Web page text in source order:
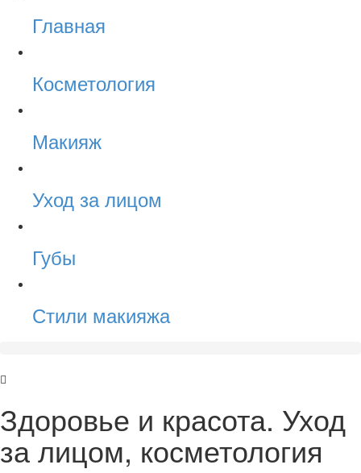
Главная
Косметология
Макияж
Уход за лицом
Губы
Стили макияжа
Здоровье и красота. Уход
за лицом, косметология